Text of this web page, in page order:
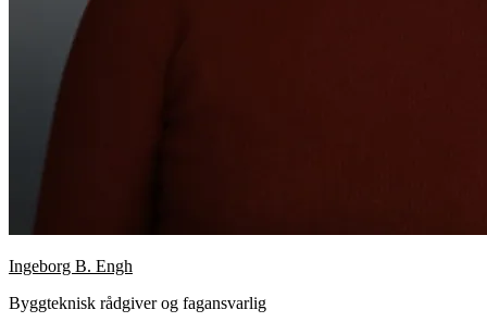
Ingeborg B. Engh
Byggteknisk rådgiver og fagansvarlig